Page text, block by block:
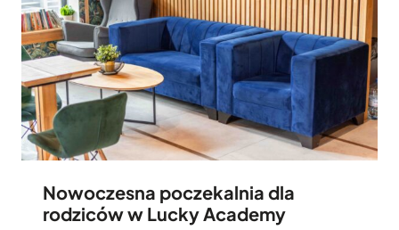
Nowoczesna poczekalnia dla
rodziców w Lucky Academy